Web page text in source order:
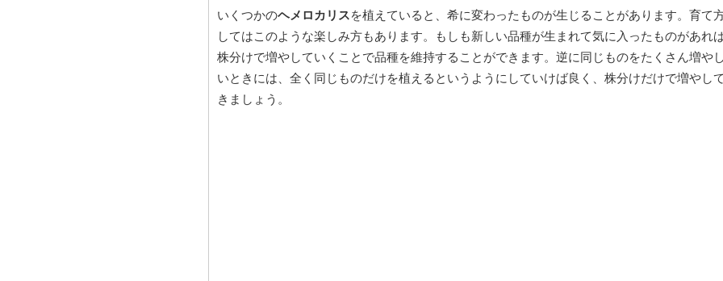
いくつかのヘメロカリスを植えていると、希に変わったものが生じることがあります。育て
してはこのような楽しみ方もあります。もしも新しい品種が生まれて気に入ったものがあれ
株分けで増やしていくことで品種を維持することができます。逆に同じものをたくさん増や
いときには、全く同じものだけを植えるというようにしていけば良く、株分けだけで増やし
きましょう。